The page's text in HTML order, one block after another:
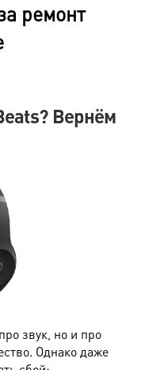
ремонт
Вернём
звук, но и про
Однако даже